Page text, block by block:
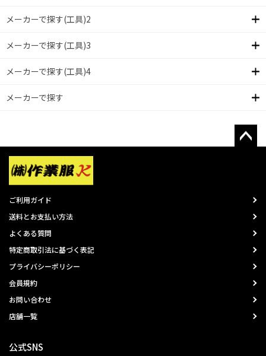
メーカーで探す(工具)2
メーカーで探す(工具)3
メーカーで探す(工具)4
メーカーで探す
ご利用ガイド
送料とお支払い方法
よくある質問
特定商取引法に基づく表記
プライバシーポリシー
会員規約
お問い合わせ
店舗一覧
公式SNS